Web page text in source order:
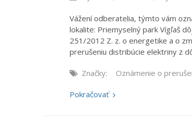
Vážení odberatelia, týmto vám
lokalite: Priemyselný park Vígľaš
251/2012 Z. z. o energetike a o
prerušeniu distribúcie elektriny z
Značky: Oznámenie o
Pokračovať